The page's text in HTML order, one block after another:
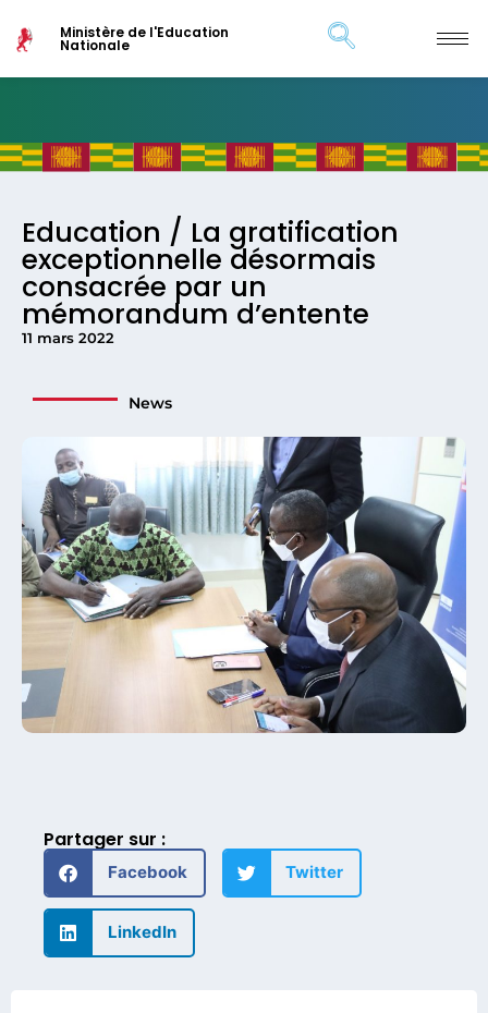
Ministère de l'Education
Nationale
Education / La gratification
exceptionnelle désormais
consacrée par un
mémorandum d’entente
11 mars 2022
News
Partager sur :
Facebook Twitter
LinkedIn